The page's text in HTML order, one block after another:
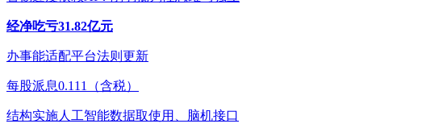
经净吃亏31.82亿元
办事能适配平台法则更新
每股派息0.111（含税）
结构实施人工智能数据取使用、脑机接口